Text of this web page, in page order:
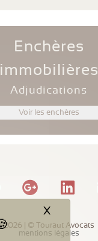
X
Enchères
immobilières
Adjudications
Voir les enchères
2026 | © Touraut Avocats
mentions légales